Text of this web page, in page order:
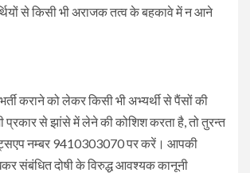
से किसी भी अराजक तत्व के बहकावे में न आने
कराने को लेकर किसी भी अभ्यर्थी से पैंसों की
प्रकार से झांसे में लेने की कोशिश करता है, तो तुरन्त
नम्बर 9410303070 पर करें। आपकी
संबंधित दोषी के विरुद्ध आवश्यक कानूनी